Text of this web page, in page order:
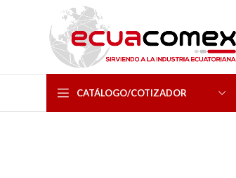
CATÁLOGO/COTIZADOR